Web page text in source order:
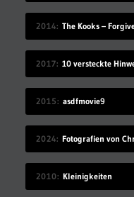
2014 The Kooks –
2017 10 versteckte
2015 asdfmovie9
2024 Fotografien von
2010 Kleinigkeiten